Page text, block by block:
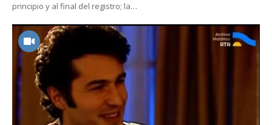
principio y al final del registro; la…